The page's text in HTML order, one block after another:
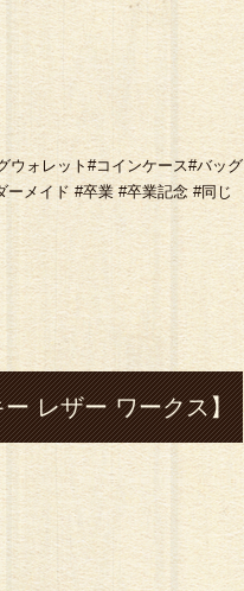
ウォレット#コインケース#バッグ
ーメイド #卒業 #卒業記念 #同じ
レザー ワークス】